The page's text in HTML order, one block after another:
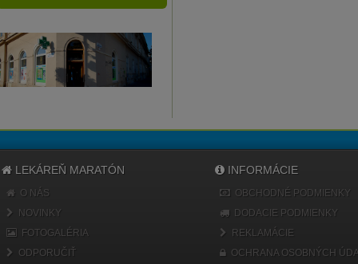
LEKÁREŇ MARATÓN
O NÁS
NOVINKY
FOTOGALÉRIA
ODPORUČIŤ
INFORMÁCIE
OBCHODNÉ PODMIENKY
DODACIE PODMIENKY
REKLAMÁCIE
OCHRANA OSOBNÝCH